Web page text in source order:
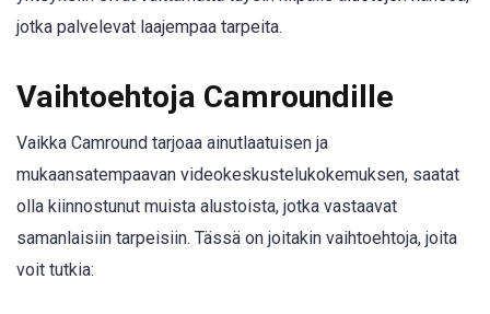
jotka palvelevat laajempaa tarpeita.
Vaihtoehtoja Camroundille
Vaikka Camround tarjoaa ainutlaatuisen ja
mukaansatempaavan videokeskustelukokemuksen, saatat
olla kiinnostunut muista alustoista, jotka vastaavat
samanlaisiin tarpeisiin. Tässä on joitakin vaihtoehtoja, joita
voit tutkia: